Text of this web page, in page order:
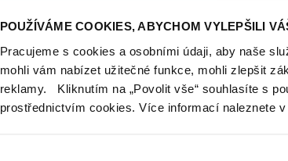
POUŽÍVÁME COOKIES, ABYCHOM VYLEPŠILI
Pracujeme s cookies a osobními údaji, aby naše
mohli vám nabízet užitečné funkce, mohli zlepšit
reklamy. Kliknutím na „Povolit vše“ souhlasíte s
prostřednictvím cookies. Více informací naleznete